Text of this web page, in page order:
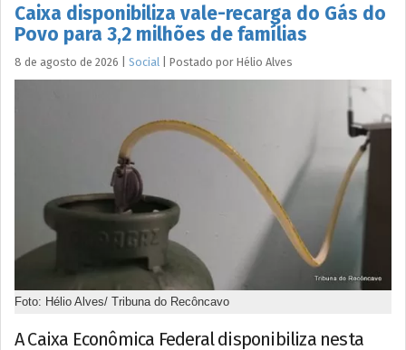
Caixa disponibiliza vale-recarga do Gás do
Povo para 3,2 milhões de famílias
8 de agosto de 2026 Social Postado por Hélio Alves
Foto: Hélio Alves/ Tribuna do Recôncavo
A Caixa Econômica Federal disponibiliza nesta